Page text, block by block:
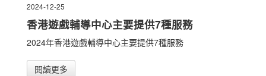
2024-12-25
香港遊戲輔導中心主要提供7種服務
2024年香港遊戲輔導中心主要提供7種服務
閱讀更多